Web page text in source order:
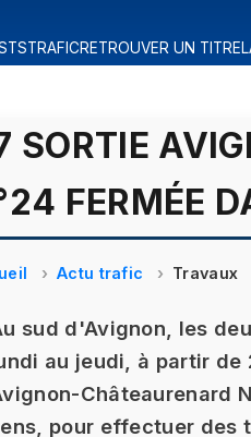
TRAFICRETROUVER UN TITRE
SORTIE
FERMÉE
Actu trafic Travaux
sud d'Avignon, les
au jeudi, à partir de
Châteaurenard
pour effectuer des